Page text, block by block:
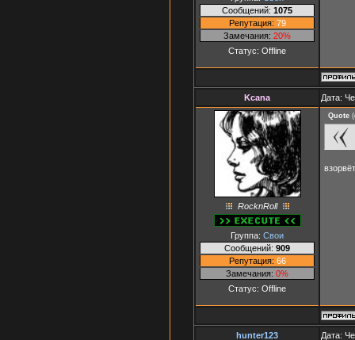
Сообщений: 1075
Репутация: 79
Замечания: 20%
Статус: Offline
Kcana Дата:
RocknRoll
Группа: Свои
Сообщений: 909
Репутация: 66
Замечания: 0%
Статус: Offline
Quote (
hunter123 Дата: